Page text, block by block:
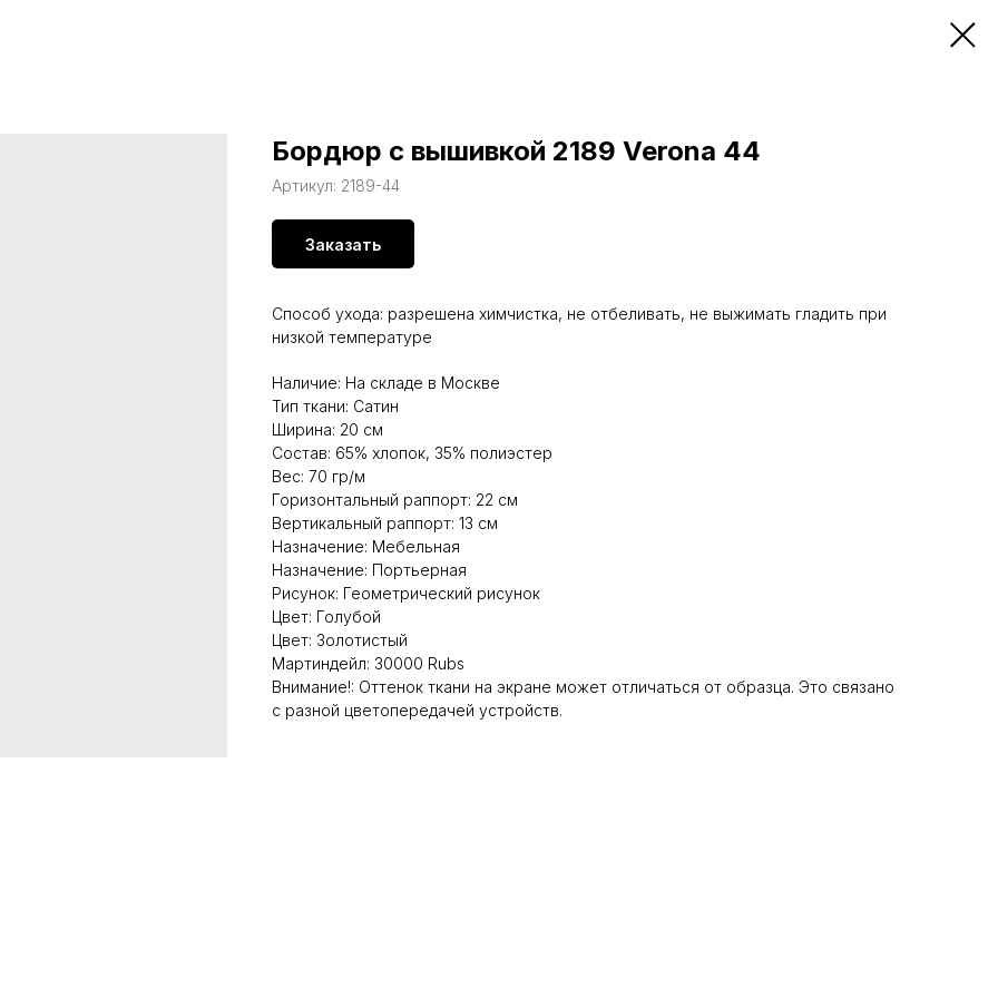
Бордюр с вышивкой 2189 Verona 44
Артикул: 2189-44
Заказать
Способ ухода: разрешена химчистка, не отбеливать, не выжимать гладить при
низкой температуре
Наличие: На складе в Москве
Тип ткани: Сатин
Ширина: 20 см
Состав: 65% хлопок, 35% полиэстер
Вес: 70 гр/м
Горизонтальный раппорт: 22 см
Вертикальный раппорт: 13 см
Назначение: Мебельная
Назначение: Портьерная
Рисунок: Геометрический рисунок
Цвет: Голубой
Цвет: Золотистый
Мартиндейл: 30000 Rubs
Внимание!: Оттенок ткани на экране может отличаться от образца. Это связано
с разной цветопередачей устройств.